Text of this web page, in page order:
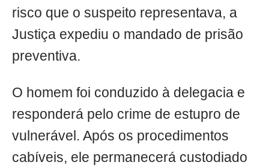
risco que o suspeito representava, a
Justiça expediu o mandado de prisão
preventiva.
O homem foi conduzido à delegacia e
responderá pelo crime de estupro de
vulnerável. Após os procedimentos
cabíveis, ele permanecerá custodiado